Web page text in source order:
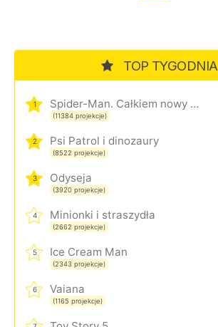
TOP TYGODNIA
1 Spider-Man. Całkiem nowy dzień
(11384 projekcje)
2 Psi Patrol i dinozaury
(8522 projekcje)
3 Odyseja
(3920 projekcje)
4 Minionki i straszydła
(2662 projekcje)
5 Ice Cream Man
(2343 projekcje)
6 Vaiana
(1165 projekcje)